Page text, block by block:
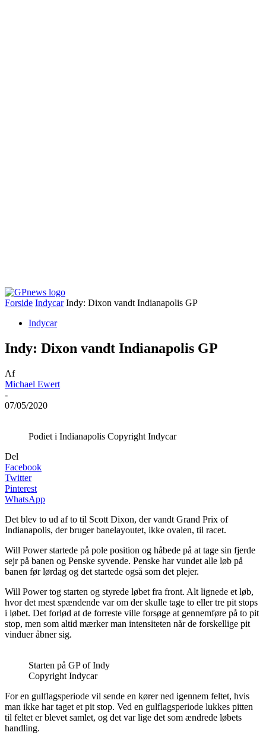
Forside Indycar Indy: Dixon vandt Indianapolis GP
Indycar
Indy: Dixon vandt Indianapolis GP
Af
Michael Ewert
-
07/05/2020
Podiet i Indianapolis Copyright Indycar
Del
Facebook
Twitter
Pinterest
WhatsApp
Det blev to ud af to til Scott Dixon, der vandt Grand Prix of
Indianapolis, der bruger banelayoutet, ikke ovalen, til racet.
Will Power startede på pole position og håbede på at tage sin fjerde
sejr på banen og Penske syvende. Penske har vundet alle løb på
banen før lørdag og det startede også som det plejer.
Will Power tog starten og styrede løbet fra front. Alt lignede et løb,
hvor det mest spændende var om der skulle tage to eller tre pit stops
i løbet. Det forlød at de forreste ville forsøge at gennemføre på to pit
stop, men som altid mærker man intensiteten når de forskellige pit
vinduer åbner sig.
Starten på GP of Indy
Copyright Indycar
For en gulflagsperiode vil sende en kører ned igennem feltet, hvis
man ikke har taget et pit stop. Ved en gulflagsperiode lukkes pitten
til feltet er blevet samlet, og det var lige det som ændrede løbets
handling.